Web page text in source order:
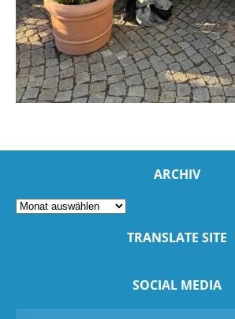
ARCHIV
TRANSLATE SITE
SOCIAL MEDIA